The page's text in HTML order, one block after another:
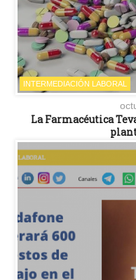
INTERMEDIACIÓN LABORAL
La Farmacéutica